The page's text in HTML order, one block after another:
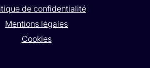
de confidentialité
Mentions légales
Cookies